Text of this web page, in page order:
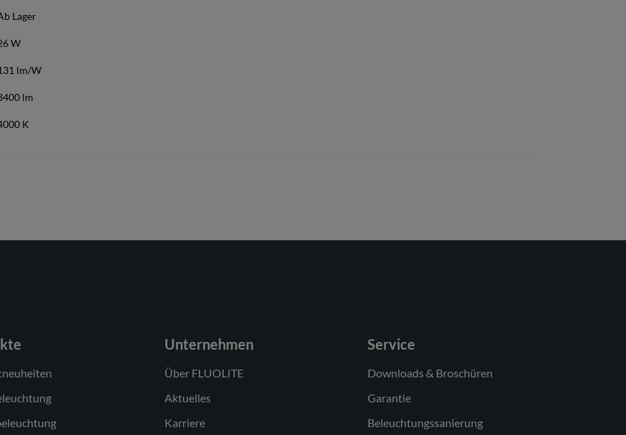
Lager
W
lm/W
lm
K
Unternehmen
Über FLUOLITE
Aktuelles
Karriere
Service
Downloads & Broschüren
Garantie
Beleuchtungssanierung